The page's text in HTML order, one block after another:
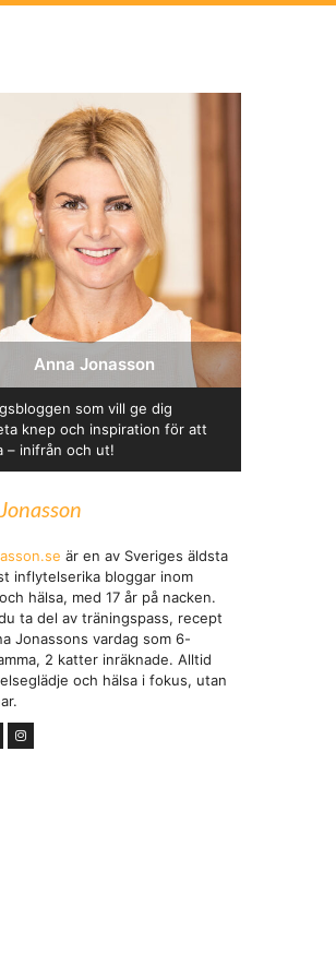
Anna Jonasson
som vill ge dig
knep och inspiration för att
– inifrån och ut!
är en av Sveriges äldsta
inflytelserika bloggar inom
hälsa, med 17 år på nacken.
ta del av träningspass, recept
Jonassons vardag som 6-
2 katter inräknade. Alltid
och hälsa i fokus, utan